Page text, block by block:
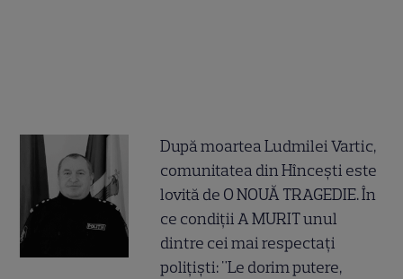
După moartea Ludmilei Vartic,
comunitatea din Hîncești este
lovită de O NOUĂ TRAGEDIE. În
ce condiții A MURIT unul
dintre cei mai respectați
polițiști: "Le dorim putere,